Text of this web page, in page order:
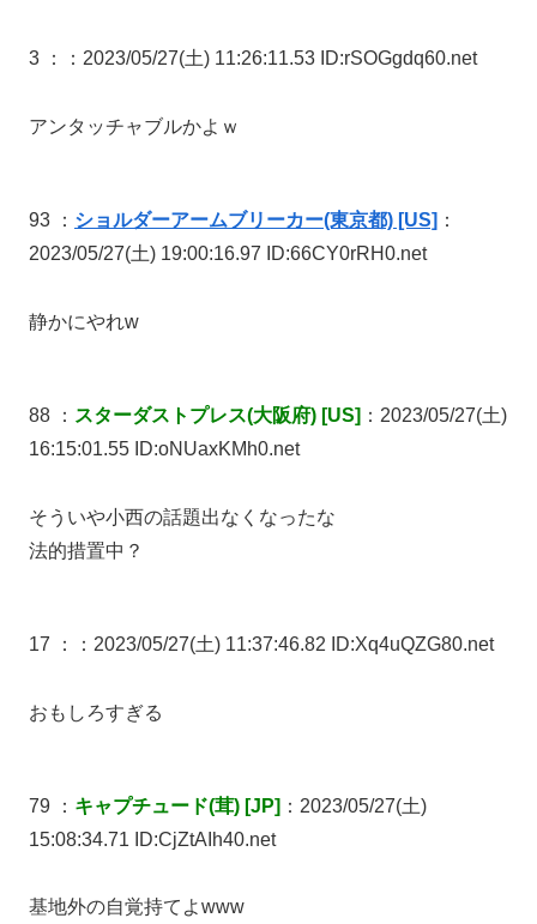
3 ： ：2023/05/27(土) 11:26:11.53 ID:rSOGgdq60.net
アンタッチャブルかよｗ
93 ： ショルダーアームブリーカー(東京都) [US] ：
2023/05/27(土) 19:00:16.97 ID:66CY0rRH0.net
静かにやれw
88 ： スターダストプレス(大阪府) [US] ：2023/05/27(土)
16:15:01.55 ID:oNUaxKMh0.net
そういや小西の話題出なくなったな
法的措置中？
17 ： ：2023/05/27(土) 11:37:46.82 ID:Xq4uQZG80.net
おもしろすぎる
79 ： キャプチュード(茸) [JP] ：2023/05/27(土)
15:08:34.71 ID:CjZtAIh40.net
基地外の自覚持てよwww